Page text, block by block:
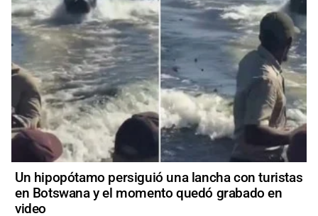
Un hipopótamo persiguió una lancha con turistas
en Botswana y el momento quedó grabado en
video